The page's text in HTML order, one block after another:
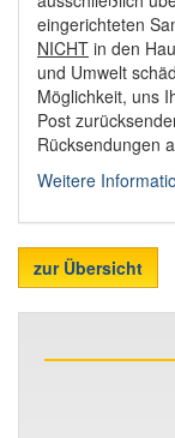
eingerichteten
NICHT in den
und Umwelt
Möglichkeit, uns
Post
Rücksendungen
Weitere
zur Übersicht